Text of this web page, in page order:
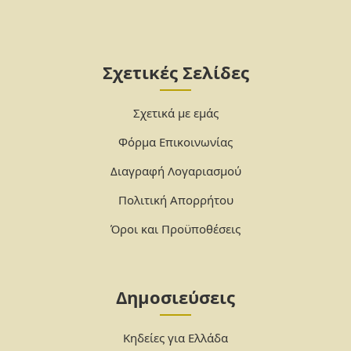
Σχετικές Σελίδες
Σχετικά με εμάς
Φόρμα Επικοινωνίας
Διαγραφή Λογαριασμού
Πολιτική Απορρήτου
Όροι και Προϋποθέσεις
Δημοσιεύσεις
Κηδείες για Ελλάδα